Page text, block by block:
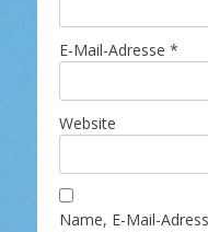
E-Mail-Adresse *
Website
Name, E-Mail-